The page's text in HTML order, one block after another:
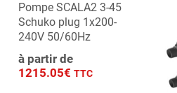
Pompe SCALA2 3-45
Schuko plug 1x200-
240V 50/60Hz
à partir de
1215.05€ TTC